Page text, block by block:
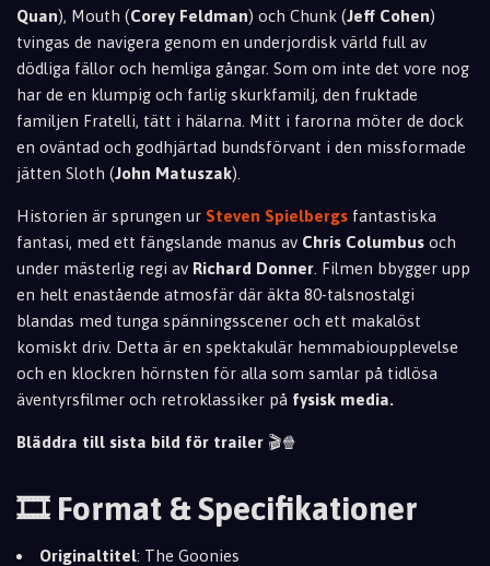
Quan), Mouth (Corey Feldman) och Chunk (Jeff Cohen)
tvingas de navigera genom en underjordisk värld full av
dödliga fällor och hemliga gångar. Som om inte det vore nog
har de en klumpig och farlig skurkfamilj, den fruktade
familjen Fratelli, tätt i hälarna. Mitt i farorna möter de dock
en oväntad och godhjärtad bundsförvant i den missformade
jätten Sloth (John Matuszak).
Historien är sprungen ur Steven Spielbergs fantastiska
fantasi, med ett fängslande manus av Chris Columbus och
under mästerlig regi av Richard Donner Filmen bbygger upp
en helt enastående atmosfär där äkta 80-talsnostalgi
blandas med tunga spänningsscener och ett makalöst
komiskt driv. Detta är en spektakulär hemmabioupplevelse
och en klockren hörnsten för alla som samlar på tidlösa
äventyrsfilmer och retroklassiker på fysisk media.
Bläddra till sista bild för trailer 🎬🍿
🎞️ Format & Specifikationer
Originaltitel: The Goonies